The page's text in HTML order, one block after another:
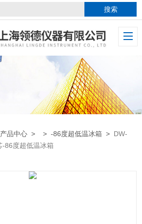
产品中心 > >-86度超低温冰箱 > DW-
86度超低温冰箱